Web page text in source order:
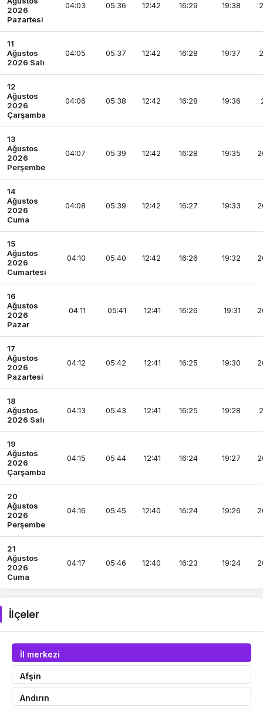
2026
Pazartesi
04:03 05:36 12:42 16:29 19:38
11
Ağustos
2026 Salı
04:05 05:37 12:42 16:28 19:37
12
Ağustos
2026
Çarşamba
04:06 05:38 12:42 16:28 19:36
13
Ağustos
2026
Perşembe
04:07 05:39 12:42 16:28 19:35
14
Ağustos
2026
Cuma
04:08 05:39 12:42 16:27 19:33
15
Ağustos
2026
Cumartesi
04:10 05:40 12:42 16:26 19:32
16
Ağustos
2026
Pazar
04:11 05:41 12:41 16:26 19:31
17
Ağustos
2026
Pazartesi
04:12 05:42 12:41 16:25 19:30
18
Ağustos
2026 Salı
04:13 05:43 12:41 16:25 19:28
19
Ağustos
2026
Çarşamba
04:15 05:44 12:41 16:24 19:27
20
Ağustos
2026
Perşembe
04:16 05:45 12:40 16:24 19:26
21
Ağustos
2026
Cuma
04:17 05:46 12:40 16:23 19:24
İlçeler
İl merkezi
Afşin
Andırın